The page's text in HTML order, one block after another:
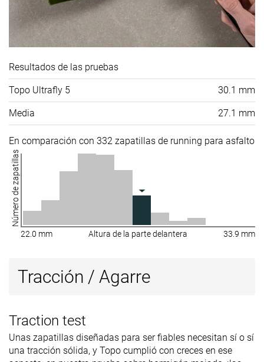
Resultados de las pruebas
Topo Ultrafly 5 30.1 mm
Media 27.1 mm
En comparación con 332 zapatillas de running para asfalto
Número de zapatillas
22.0 mm Altura de la parte delantera 33.9 mm
Tracción / Agarre
Traction test
Unas zapatillas diseñadas para ser fiables necesitan sí o sí
una tracción sólida, y Topo cumplió con creces en ese